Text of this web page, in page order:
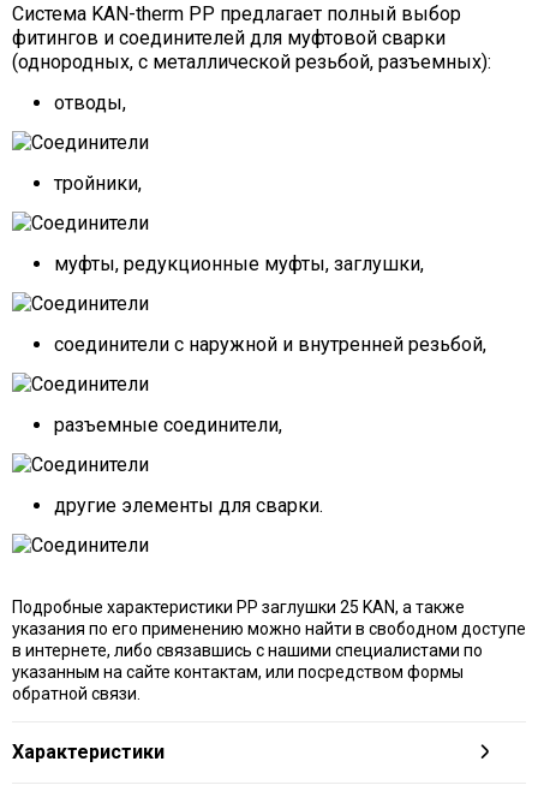
Система KAN-therm PP предлагает полный выбор
фитингов и соединителей для муфтовой сварки
(однородных, с металлической резьбой, разъемных):
отводы,
тройники,
муфты, редукционные муфты, заглушки,
соединители с наружной и внутренней резьбой,
разъемные соединители,
другие элементы для сварки.
Подробные характеристики PP заглушки 25 KAN, а также
указания по его применению можно найти в свободном доступе
в интернете, либо связавшись с нашими специалистами по
указанным на сайте контактам, или посредством формы
обратной связи.
Характеристики